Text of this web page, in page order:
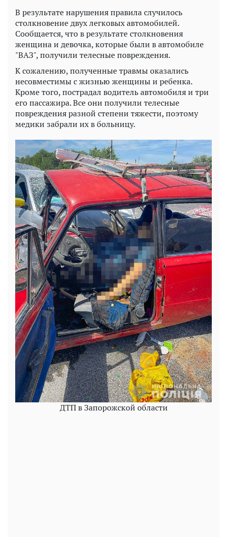
В результате нарушения правила случилось
столкновение двух легковых автомобилей.
Сообщается, что в результате столкновения
женщина и девочка, которые были в автомобиле
"ВАЗ", получили телесные повреждения.
К сожалению, полученные травмы оказались
несовместимы с жизнью женщины и ребенка.
Кроме того, пострадал водитель автомобиля и три
его пассажира. Все они получили телесные
повреждения разной степени тяжести, поэтому
медики забрали их в больницу.
ДТП в Запорожской области